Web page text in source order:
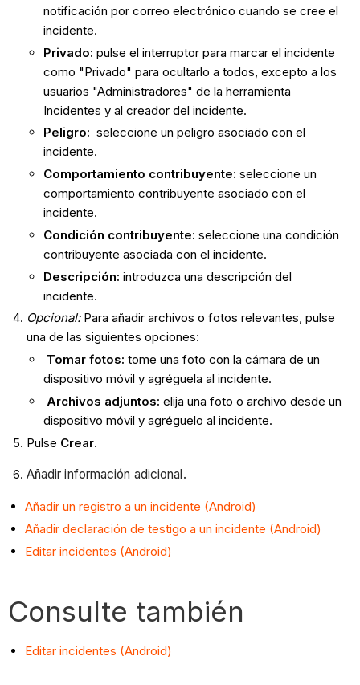
notificación por correo electrónico cuando se cree el
incidente.
Privado: pulse el interruptor para marcar el incidente
como "Privado" para ocultarlo a todos, excepto a los
usuarios "Administradores" de la herramienta
Incidentes y al creador del incidente.
Peligro: seleccione un peligro asociado con el
incidente.
Comportamiento contribuyente: seleccione un
comportamiento contribuyente asociado con el
incidente.
Condición contribuyente: seleccione una condición
contribuyente asociada con el incidente.
Descripción: introduzca una descripción del
incidente.
Opcional:Para añadir archivos o fotos relevantes, pulse
una de las siguientes opciones:
Tomar fotos: tome una foto con la cámara de un
dispositivo móvil y agréguela al incidente.
Archivos adjuntos: elija una foto o archivo desde un
dispositivo móvil y agréguelo al incidente.
Pulse Crear.
Añadir información adicional.
Añadir un registro a un incidente (Android)
Añadir declaración de testigo a un incidente (Android)
Editar incidentes (Android)
Consulte también
Editar incidentes (Android)